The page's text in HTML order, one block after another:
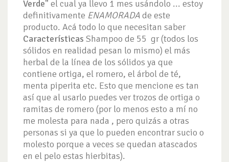
Verde" el cual ya llevo 1 mes usándolo ... estoy
definitivamente ENAMORADAde este
producto. Acá todo lo que necesitan saber
Características Shampoo de 55 gr (todos los
sólidos en realidad pesan lo mismo) el más
herbal de la línea de los sólidos ya que
contiene ortiga, el romero, el árbol de té,
menta piperita etc. Esto que mencione es tan
así que al usarlo puedes ver trozos de ortiga o
ramitas de romero (por lo menos esto a mí no
me molesta para nada , pero quizás a otras
personas si ya que lo pueden encontrar sucio o
molesto porque a veces se quedan atascados
en el pelo estas hierbitas).